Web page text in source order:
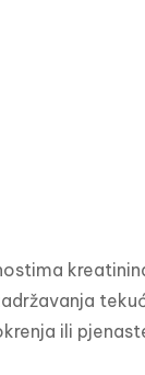
ili